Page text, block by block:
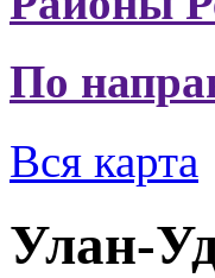
По
Вся карта
Улан-